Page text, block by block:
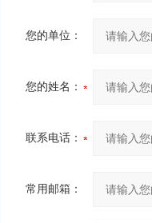
您的单位：
您的姓名：
联系电话：
常用邮箱：